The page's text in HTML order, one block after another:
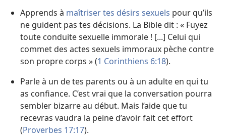
Apprends à maîtriser tes désirs sexuels pour qu’ils
ne guident pas tes décisions. La Bible dit : « Fuyez
toute conduite sexuelle immorale ! [...] Celui qui
commet des actes sexuels immoraux pèche contre
son propre corps » (1 Corinthiens 6:18).
Parle à un de tes parents ou à un adulte en qui tu
as confiance. C’est vrai que la conversation pourra
sembler bizarre au début. Mais l’aide que tu
recevras vaudra la peine d’avoir fait cet effort
(Proverbes 17:17).